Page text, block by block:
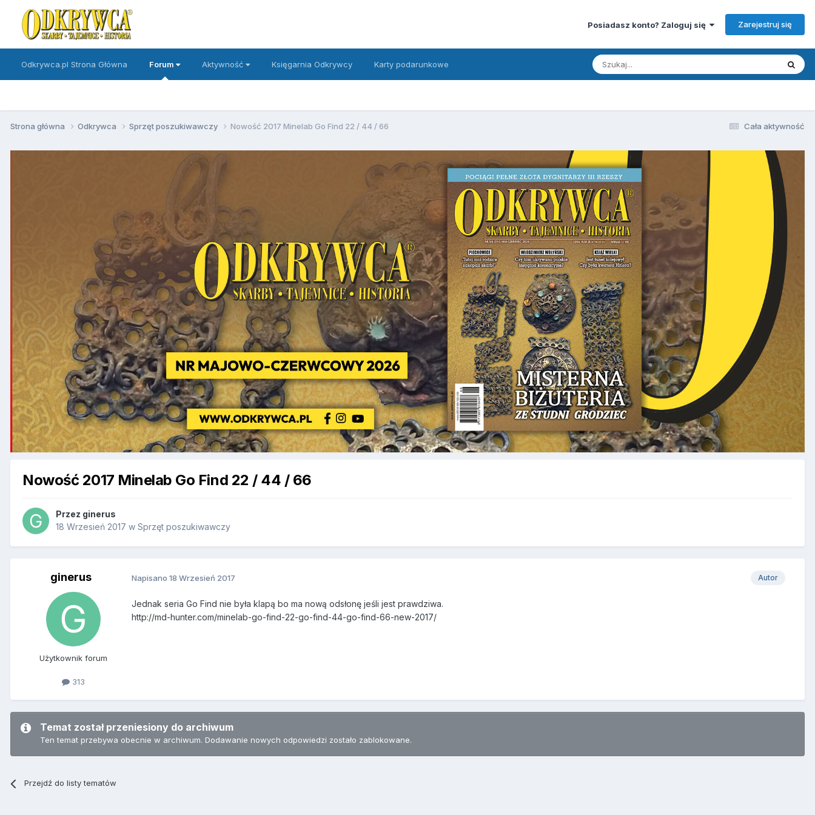
Posiadasz konto? Zaloguj się Zarejestruj się
Odkrywca.pl Strona Główna Forum Aktywność Księgarnia Odkrywcy Karty podarunkowe
Cała aktywność
Strona główna Odkrywca Sprzęt poszukiwawczy Nowość 2017 Minelab Go Find 22 / 44 / 66
Nowość 2017 Minelab Go Find 22 / 44 / 66
Przez ginerus
18 Wrzesień 2017 w Sprzęt poszukiwawczy
ginerus
Użytkownik forum
313
Autor
Napisano 18 Wrzesień 2017
Jednak seria Go Find nie była klapą bo ma nową odsłonę jeśli jest prawdziwa.
http://md-hunter.com/minelab-go-find-22-go-find-44-go-find-66-new-2017/
Temat został przeniesiony do archiwum
Ten temat przebywa obecnie w archiwum. Dodawanie nowych odpowiedzi zostało zablokowane.
Przejdź do listy tematów